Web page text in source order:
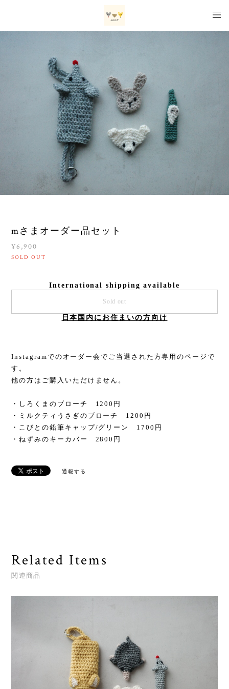
mさまオーダー品セット
¥6,900
SOLD OUT
International shipping available
Sold out
日本国内にお住まいの方向け
Instagramでのオーダー会でご当選された方専用のページで
す。
他の方はご購入いただけません。
・しろくまのブローチ 1200円
・ミルクティうさぎのブローチ 1200円
・こびとの鉛筆キャップ/グリーン 1700円
・ねずみのキーカバー 2800円
通報する
Related Items
関連商品